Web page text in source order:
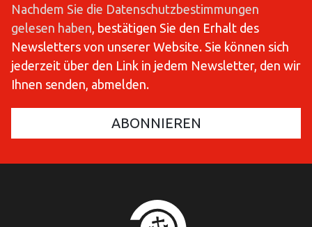
Nachdem Sie die Datenschutzbestimmungen
gelesen haben, bestätigen Sie den Erhalt des
Newsletters von unserer Website. Sie können sich
jederzeit über den Link in jedem Newsletter, den wir
Ihnen senden, abmelden.